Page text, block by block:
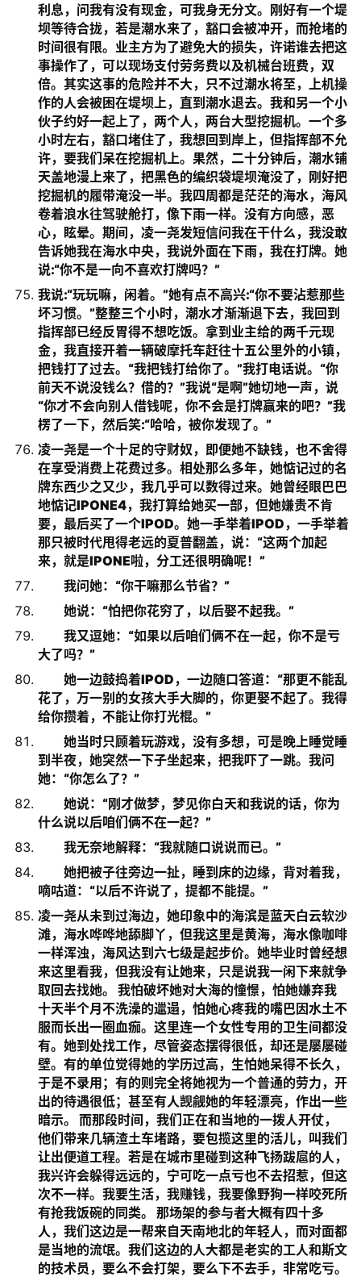
利息，问我有没有现金，可我身无分文。刚好有一个堤
坝等待合拢，若是潮水来了，豁口会被冲开，而抢堵的
时间很有限。业主方为了避免大的损失，许诺谁去把这
事操作了，可以现场支付劳务费以及机械台班费，双
倍。其实这事的危险并不大，只不过潮水将至，上机操
作的人会被困在堤坝上，直到潮水退去。我和另一个小
伙子约好一起上了，两个人，两台大型挖掘机。一个多
小时左右，豁口堵住了，我想回到岸上，但指挥部不允
许，要我们呆在挖掘机上。果然，二十分钟后，潮水铺
天盖地漫上来了，把黑色的编织袋堤坝淹没了，刚好把
挖掘机的履带淹没一半。我四周都是茫茫的海水，海风
卷着浪水往驾驶舱打，像下雨一样。没有方向感，恶
心，眩晕。期间，凌一尧发短信问我在干什么，我没敢
告诉她我在海水中央，我说外面在下雨，我在打牌。她
说:“你不是一向不喜欢打牌吗？”
我说:“玩玩嘛，闲着。”她有点不高兴:“你不要沾惹那些
坏习惯。”整整三个小时，潮水才渐渐退下去，我回到
指挥部已经反胃得不想吃饭。拿到业主给的两千元现
金，我直接开着一辆破摩托车赶往十五公里外的小镇，
把钱打了过去。“我把钱打给你了。”我打电话说。“你
前天不说没钱么？借的？”我说“是啊”她切地一声，说
“你才不会向别人借钱呢，你不会是打牌赢来的吧？”我
楞了一下，然后笑:“哈哈，被你发现了。”
凌一尧是一个十足的守财奴，即便她不缺钱，也不舍得
在享受消费上花费过多。相处那么多年，她惦记过的名
牌东西少之又少，我几乎可以数得过来。她曾经眼巴巴
地惦记IPONE4，我打算给她买一部，但她嫌贵不肯
要，最后买了一个IPOD。她一手举着IPOD，一手举着
那只被时代甩得老远的夏普翻盖，说：“这两个加起
来，就是IPONE啦，分工还很明确呢！”
我问她：“你干嘛那么节省？”
她说：“怕把你花穷了，以后娶不起我。”
我又逗她：“如果以后咱们俩不在一起，你不是亏
大了吗？”
她一边鼓捣着IPOD，一边随口答道：“那更不能乱
花了，万一别的女孩大手大脚的，你更娶不起了。我得
给你攒着，不能让你打光棍。”
她当时只顾着玩游戏，没有多想，可是晚上睡觉睡
到半夜，她突然一下子坐起来，把我吓了一跳。我问
她：“你怎么了？”
她说：“刚才做梦，梦见你白天和我说的话，你为
什么说以后咱们俩不在一起？”
我无奈地解释：“我就随口说说而已。”
她把被子往旁边一扯，睡到床的边缘，背对着我，
嘀咕道：“以后不许说了，提都不能提。”
凌一尧从未到过海边，她印象中的海滨是蓝天白云软沙
滩，海水哗哗地舔脚丫，但我这里是黄海，海水像咖啡
一样浑浊，海风达到六七级是起步价。她毕业时曾经想
来这里看我，但我没有让她来，只是说我一闲下来就争
取回去找她。 我怕破坏她对大海的憧憬，怕她嫌弃我
十天半个月不洗澡的邋遢，怕她心疼我的嘴巴因水土不
服而长出一圈血痂。这里连一个女性专用的卫生间都没
有。她到处找工作，尽管姿态摆得很低，却还是屡屡碰
壁。有的单位觉得她的学历过高，生怕她呆得不长久，
于是不录用；有的则完全将她视为一个普通的劳力，开
出的待遇很低；甚至有人觊觎她的年轻漂亮，作出一些
暗示。 而那段时间，我们正在和当地的一拨人开仗，
他们带来几辆渣土车堵路，要包揽这里的活儿，叫我们
让出便道工程。若是在城市里碰到这种飞扬跋扈的人，
我兴许会躲得远远的，宁可吃一点亏也不去招惹，但这
次不一样。我要生活，我赚钱，我要像野狗一样咬死所
有抢我饭碗的同类。 那场架的参与者大概有四十多
人，我们这边是一帮来自天南地北的年轻人，而对面都
是当地的流氓。我们这边的人大都是老实的工人和斯文
的技术员，要么不会打架，要么下不去手，非常吃亏。